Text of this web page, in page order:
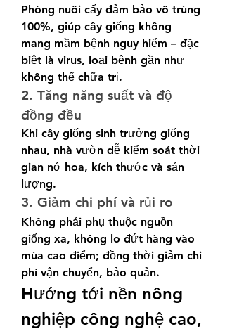
Phòng nuôi cấy đảm bảo vô trùng
100%, giúp cây giống không
mang mầm bệnh nguy hiểm – đặc
biệt là virus, loại bệnh gần như
không thể chữa trị.
2. Tăng năng suất và độ
đồng đều
Khi cây giống sinh trưởng giống
nhau, nhà vườn dễ kiểm soát thời
gian nở hoa, kích thước và sản
lượng.
3. Giảm chi phí và rủi ro
Không phải phụ thuộc nguồn
giống xa, không lo đứt hàng vào
mùa cao điểm; đồng thời giảm chi
phí vận chuyển, bảo quản.
Hướng tới nền nông
nghiệp công nghệ cao,